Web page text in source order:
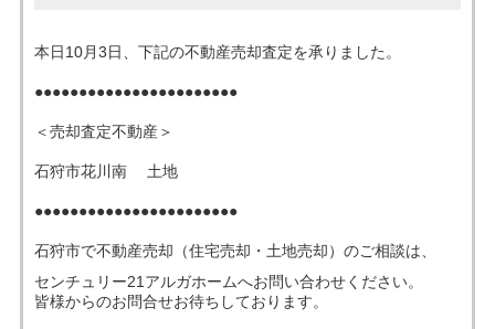
売りたい
高く
売りたい
秘密に
売りたい
売った後も
住み続けたい
本日10月3日、下記の不動産売却査定を承りました。
●●●●●●●●●●●●●●●●●●●●●●●
＜売却査定不動産＞
石狩市花川南 土地
●●●●●●●●●●●●●●●●●●●●●●●
石狩市で不動産売却（住宅売却・土地売却）のご相談は、
センチュリー21アルガホームへお問い合わせください。
皆様からのお問合せお待ちしております。